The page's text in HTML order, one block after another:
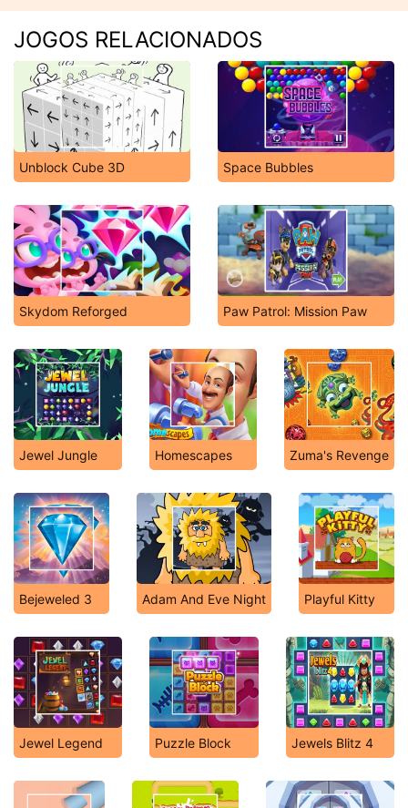
JOGOS RELACIONADOS
Unblock Cube 3D Space Bubbles
Skydom Reforged Paw Patrol: Mission Paw
Jewel Jungle Homescapes Zuma's Revenge
Bejeweled 3 Adam And Eve Night Playful Kitty
Jewel Legend Puzzle Block Jewels Blitz 4